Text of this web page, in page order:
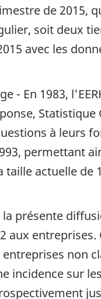
de 2015,
soit deux
avec les
- En 1983,
à leurs
permettant
taille actuelle de
présente
aux
non
incidence sur